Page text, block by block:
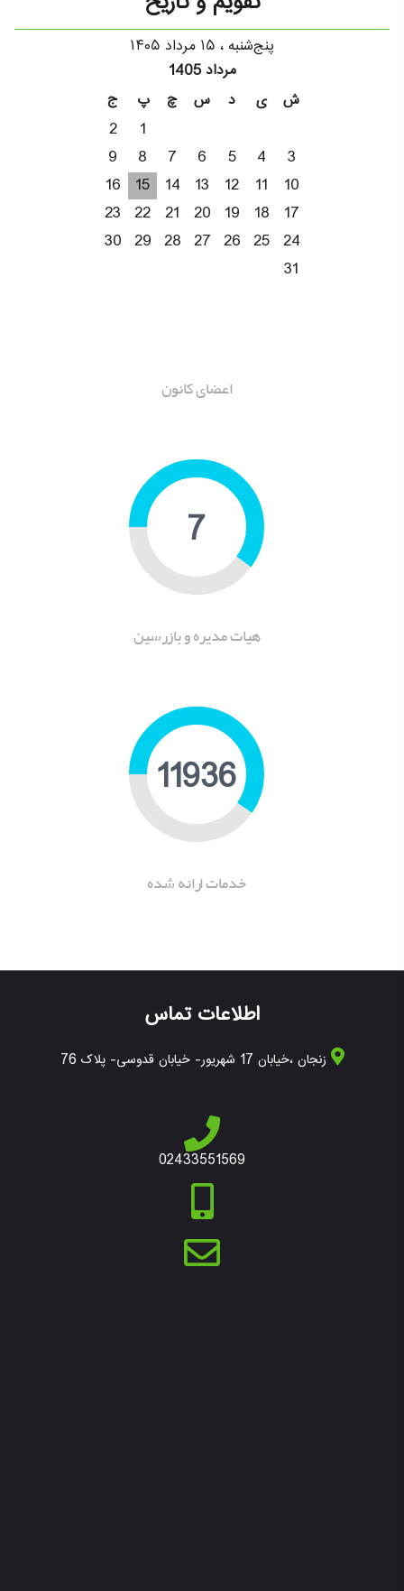
پنج‌شنبه ، ۱۵ مرداد ۱۴۰۵
مرداد 1405
ج
پ چ س د ی
ش
2
1
9
8 7 6 5 4
3
16
15 14 13 12 11
10
23 22 21 20 19 18
17
30 29 28 27 26 25 24
31
اعضای کانون
9
هیات مدیره و بازرسین
15534
خدمات ارانه شده
اطلاعات تماس
زنجان ،خیابان 17 شهریور- خیابان قدوسی- پلاک 76
02433551569